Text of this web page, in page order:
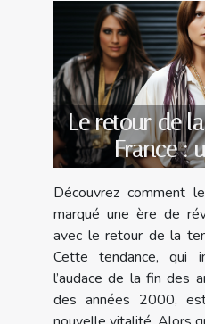
Le retour de
France :
Découvrez comment
marqué une ère de
avec le retour de la
Cette tendance, qui
l’audace de la fin des
des années 2000,